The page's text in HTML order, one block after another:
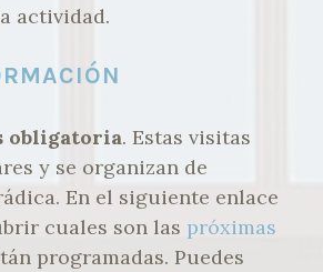
actividad.
obligatoria. Estas visitas
y se organizan de
En el siguiente enlace
cuales son las próximas
programadas. Puedes